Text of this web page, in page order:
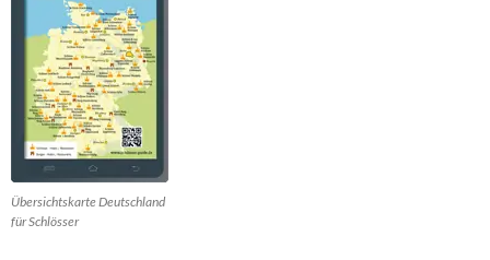
Übersichtskarte Deutschland
für Schlösser